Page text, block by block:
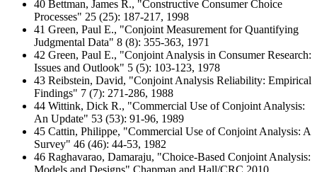
40 Bettman, James R., "Constructive Consumer Choice
Processes" 25 (25): 187-217, 1998
41 Green, Paul E., "Conjoint Measurement for Quantifying
Judgmental Data" 8 (8): 355-363, 1971
42 Green, Paul E., "Conjoint Analysis in Consumer Research:
Issues and Outlook" 5 (5): 103-123, 1978
43 Reibstein, David, "Conjoint Analysis Reliability: Empirical
Findings" 7 (7): 271-286, 1988
44 Wittink, Dick R., "Commercial Use of Conjoint Analysis:
An Update" 53 (53): 91-96, 1989
45 Cattin, Philippe, "Commercial Use of Conjoint Analysis: A
Survey" 46 (46): 44-53, 1982
46 Raghavarao, Damaraju, "Choice-Based Conjoint Analysis:
Models and Designs" Chapman and Hall/CRC 2010